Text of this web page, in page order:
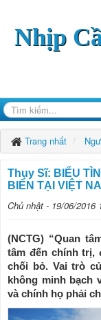
Nhịp
Trang nhất
Thụy Sĩ: BIỂU
BIỂN TẠI VIỆT
Chủ nhật - 19/06/2016
(NCTG) “Quan
tâm đến chính trị,
chối bỏ. Vai trò
không minh bạch
và chính họ phải